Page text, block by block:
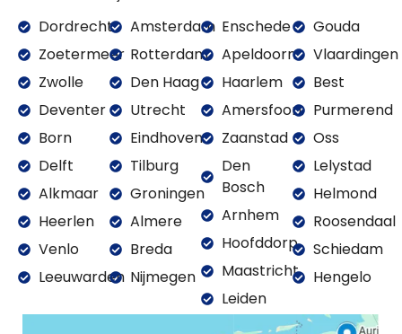
Dordrecht
Zoetermeer
Zwolle
Deventer
Born
Delft
Alkmaar
Heerlen
Venlo
Leeuwarden
Amsterdam
Rotterdam
Den Haag
Utrecht
Eindhoven
Tilburg
Groningen
Almere
Breda
Nijmegen
Enschede
Apeldoorn
Haarlem
Amersfoort
Zaanstad
Den
Bosch
Arnhem
Hoofddorp
Maastricht
Leiden
Gouda
Vlaardingen
Best
Purmerend
Oss
Lelystad
Helmond
Roosendaal
Schiedam
Hengelo